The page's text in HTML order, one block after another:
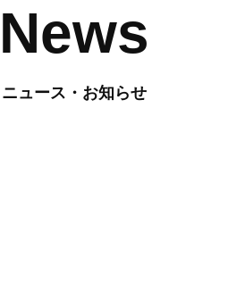
News
ニュース・お知らせ